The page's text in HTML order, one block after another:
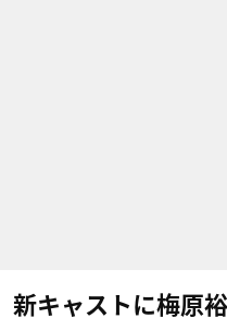
新キャストに梅原